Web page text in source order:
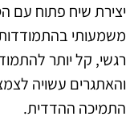
יצירת שיח פתוח עם
משמעותי
רגשי, קל יותר
והאתגרים עשויה
התמיכה ההדדית.